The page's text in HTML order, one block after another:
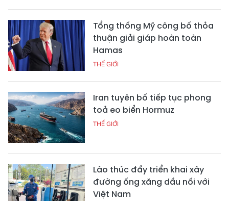
Tổng thống Mỹ công bố thỏa
thuận giải giáp hoàn toàn
Hamas
THẾ GIỚI
Iran tuyên bố tiếp tục phong
toả eo biển Hormuz
THẾ GIỚI
Lào thúc đẩy triển khai xây
đường ống xăng dầu nối với
Việt Nam